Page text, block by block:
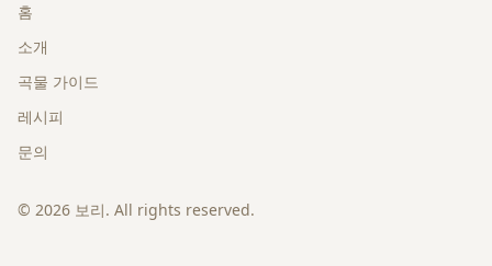
홈
소개
곡물 가이드
레시피
문의
© 2026 보리. All rights reserved.